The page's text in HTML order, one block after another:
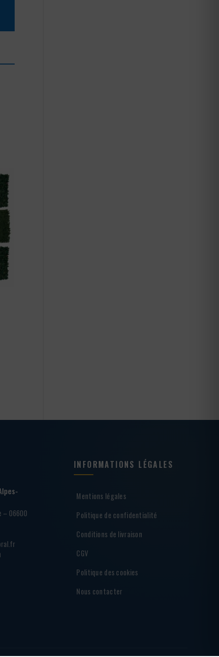
– 06600
INFORMATIONS LÉGALES
Mentions légales
Politique de confidentialité
Conditions de livraison
CGV
Politique des cookies
Nous contacter